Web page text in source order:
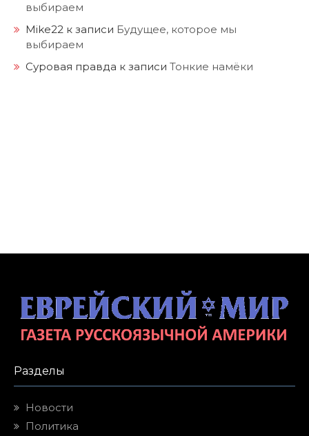
выбираем
Mike22 к записи Будущее, которое мы
выбираем
Суровая правда к записи Тонкие намёки
Разделы
Новости
Политика